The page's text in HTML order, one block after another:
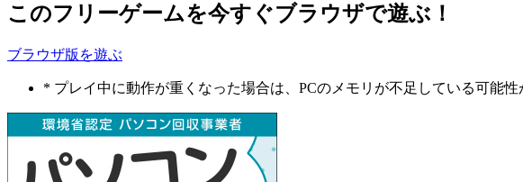
このフリーゲームを今すぐブラウザで遊ぶ！
ブラウザ版を遊ぶ
* プレイ中に動作が重くなった場合は、PCのメモリが不足している可能